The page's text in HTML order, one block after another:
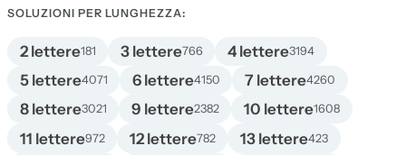
SOLUZIONI PER LUNGHEZZA:
2 lettere181 3 lettere766 4 lettere3194
5 lettere4071 6 lettere4150 7 lettere4260
8 lettere3021 9 lettere2382 10 lettere1608
11 lettere972 12 lettere782 13 lettere423